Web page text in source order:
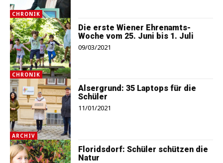
CHRONIK
CHRONIK
Die erste Wiener Ehrenamts-
Woche vom 25. Juni bis 1. Juli
09/03/2021
ARCHIV
Alsergrund: 35 Laptops für die
Schüler
11/01/2021
Floridsdorf: Schüler schützen die
Natur